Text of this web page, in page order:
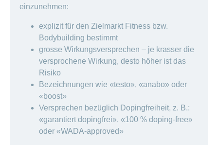
einzunehmen:
explizit für den Zielmarkt Fitness bzw.
Bodybuilding bestimmt
grosse Wirkungsversprechen – je krasser die
versprochene Wirkung, desto höher ist das
Risiko
Bezeichnungen wie «testo», «anabo» oder
«boost»
Versprechen bezüglich Dopingfreiheit, z. B.:
«garantiert dopingfrei», «100 % doping-free»
oder «WADA-approved»